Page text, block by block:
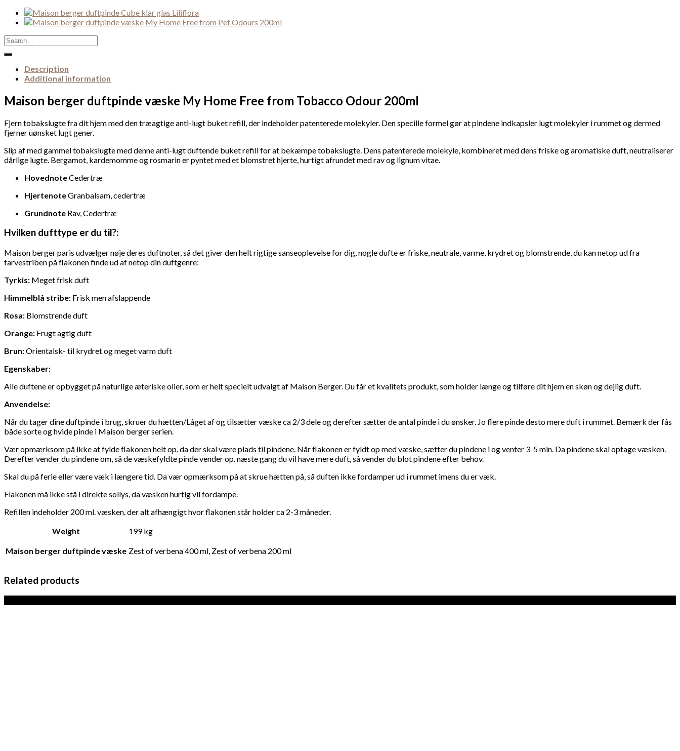
Search
for:
Description
Additional information
Maison berger duftpinde væske My Home Free from Tobacco Odour 200ml
Fjern tobakslugte fra dit hjem med den træagtige anti-lugt buket refill, der indeholder patenterede molekyler. Den specille formel gør at pindene indkapsler lugt molekyler i rummet og dermed
fjerner uønsket lugt gener.
Slip af med gammel tobakslugte med denne anti-lugt duftende buket refill for at bekæmpe tobakslugte. Dens patenterede molekyle, kombineret med dens friske og aromatiske duft, neutraliserer
dårlige lugte. Bergamot, kardemomme og rosmarin er pyntet med et blomstret hjerte, hurtigt afrundet med rav og lignum vitae.
HovednoteCedertræ
HjertenoteGranbalsam, cedertræ
Grundnote Rav, Cedertræ
Hvilken dufttype er du til?:
Maison berger paris udvælger nøje deres duftnoter, så det giver den helt rigtige sanseoplevelse for dig, nogle dufte er friske, neutrale, varme, krydret og blomstrende, du kan netop ud fra
farvestriben på flakonen finde ud af netop din duftgenre:
Tyrkis: Meget frisk duft
Himmelblå stribe: Frisk men afslappende
Rosa: Blomstrende duft
Orange: Frugt agtig duft
Brun:Orientalsk- til krydret og meget varm duft
Egenskaber:
Alle duftene er opbygget på naturlige æteriske olier, som er helt specielt udvalgt af Maison Berger. Du får et kvalitets produkt, som holder længe og tilføre dit hjem en skøn og dejlig duft.
Anvendelse:
Når du tager dine duftpinde i brug, skruer du hætten/Låget af og tilsætter væske ca 2/3 dele og derefter sætter de antal pinde i du ønsker. Jo flere pinde desto mere duft i rummet. Bemærk der fås
både sorte og hvide pinde i Maison berger serien.
Vær opmærksom på ikke at fylde flakonen helt op, da der skal være plads til pindene. Når flakonen er fyldt op med væske, sætter du pindene i og venter 3-5 min. Da pindene skal optage væsken.
Derefter vender du pindene om, så de væskefyldte pinde vender op. næste gang du vil have mere duft, så vender du blot pindene efter behov.
Skal du på ferie eller være væk i længere tid. Da vær opmærksom på at skrue hætten på, så duften ikke fordamper ud i rummet imens du er væk.
Flakonen må ikke stå i direkte sollys, da væsken hurtig vil fordampe.
Refillen indeholder 200 ml. væsken. der alt afhængigt hvor flakonen står holder ca 2-3 måneder.
Weight
199 kg
Maison berger duftpinde væske Zest of verbena 400 ml, Zest of verbena 200 ml
Related products